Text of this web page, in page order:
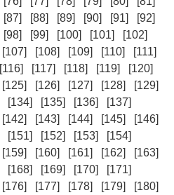
[87] [88] [89] [90] [91]
[92]
[98] [99] [100] [101]
[102]
[107] [108] [109] [110]
[111]
[116] [117] [118] [119]
[120]
[125] [126] [127] [128]
[129]
[134] [135] [136]
[137]
[142] [143] [144] [145]
[146]
[151] [152] [153]
[154]
[159] [160] [161] [162]
[163]
[168] [169] [170]
[171]
[176] [177] [178] [179]
[180]